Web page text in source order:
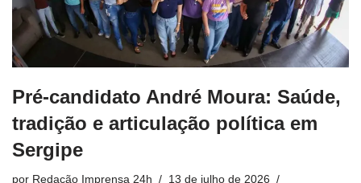
Pré-candidato André Moura: Saúde,
tradição e articulação política em
Sergipe
por Redação Imprensa 24h 13 de julho de 2026